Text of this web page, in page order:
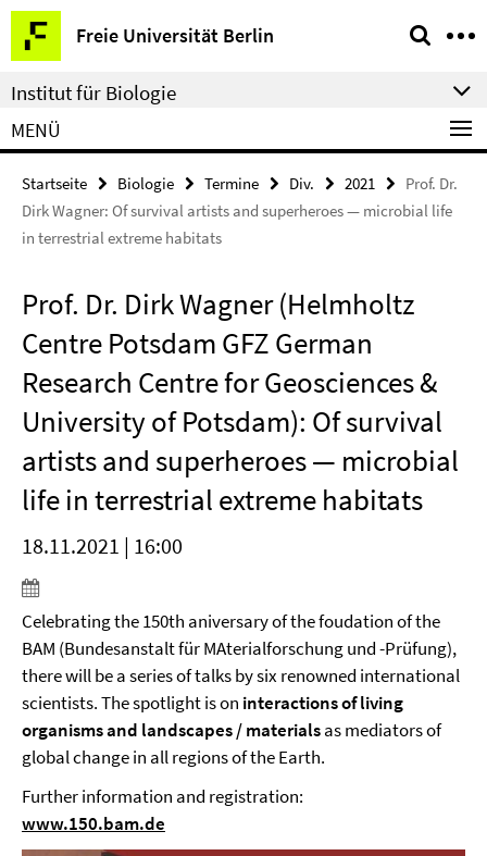
Springe
direkt
zu
Inhalt
Freie Universität Berlin
Service-
Navigation
Institut für Biologie
MENÜ
Startseite Biologie Termine Div. 2021
Prof. Dr.
Dirk Wagner: Of survival artists and superheroes — microbial life
in terrestrial extreme habitats
Prof. Dr. Dirk Wagner (Helmholtz
Centre Potsdam GFZ German
Research Centre for Geosciences &
University of Potsdam): Of survival
artists and superheroes — microbial
life in terrestrial extreme habitats
18.11.2021 | 16:00
Celebrating the 150th aniversary of the foudation of the
BAM (Bundesanstalt für MAterialforschung und -Prüfung),
there will be a series of talks by six renowned international
scientists. The spotlight is on interactions of living
organisms and landscapes / materialsas mediators of
global change in all regions of the Earth.
Further information and registration:
www.150.bam.de